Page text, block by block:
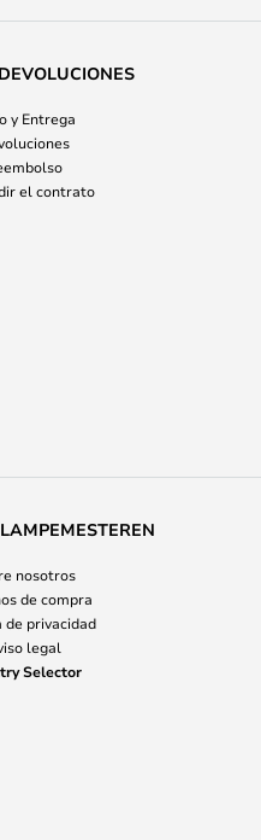
y Entrega
el contrato
nosotros
de compra
de privacidad
legal
Selector